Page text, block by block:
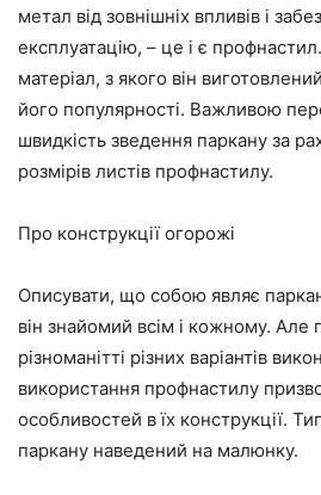
метал від зовнішніх впливів і
експлуатацію, – це і є
матеріал, з якого він
його популярності. Важливою
швидкість зведення паркану за
розмірів листів профнастилу.
Про конструкції огорожі
Описувати, що собою являє
він знайомий всім і кожному. Але
різноманітті різних варіантів
використання профнастилу
особливостей в їх конструкції.
паркану наведений на малюнку.